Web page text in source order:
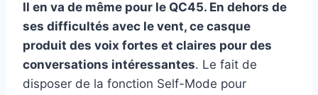
Il en va de même pour le QC45. En dehors de
ses difficultés avec le vent, ce casque
produit des voix fortes et claires pour des
conversations intéressantes. Le fait de
disposer de la fonction Self-Mode pour